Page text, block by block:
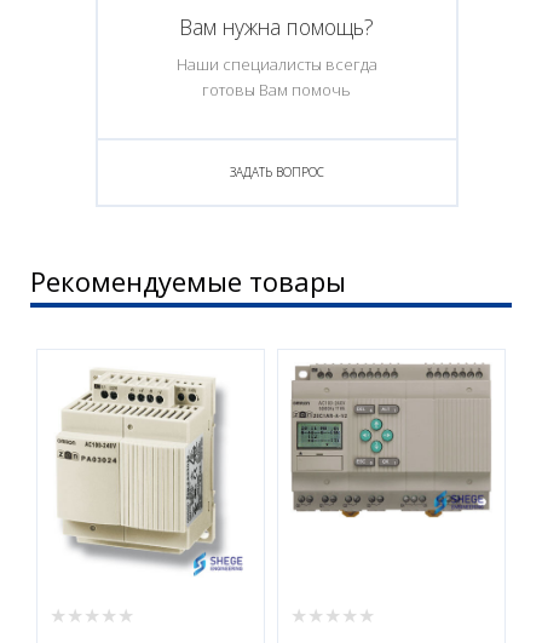
Вам нужна помощь?
Наши специалисты всегда
готовы Вам помочь
ЗАДАТЬ ВОПРОС
Рекомендуемые товары